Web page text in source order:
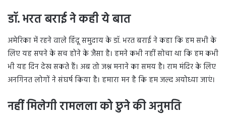
डॉ. भरत बराई ने कही ये बात
अमेरिका में रहने वाले हिंदू समुदाय के डॉ. भरत बराई ने कहा कि हम सभी के
लिए यह सपने के सच होने के जैसा है। हमने कभी नहीं सोचा था कि हम कभी
भी यह दिन देख सकते हैं। अब तो जश्न मनाने का समय है। राम मंदिर के लिए
अनगिनत लोगों ने संघर्ष किया है। हमारा मन है कि हम जल्द अयोध्या जाएं।
नहीं मिलेगी रामलला को छुने की अनुमति